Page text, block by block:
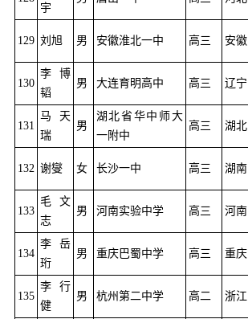
宇
129 刘旭 男 安徽淮北一中 高三 安徽
130
李博
韬
男 大连育明高中 高三 辽宁
131
马天
瑞
男
湖北省华中师大
一附中
高三 湖北
132 谢燮 女 长沙一中 高三 湖南
133
毛文
志
男 河南实验中学 高三 河南
134
李岳
珩
男 重庆巴蜀中学 高三 重庆
135
李行
健
男 杭州第二中学 高二 浙江